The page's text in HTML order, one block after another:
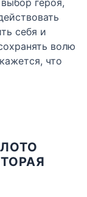
себя и
волю
что